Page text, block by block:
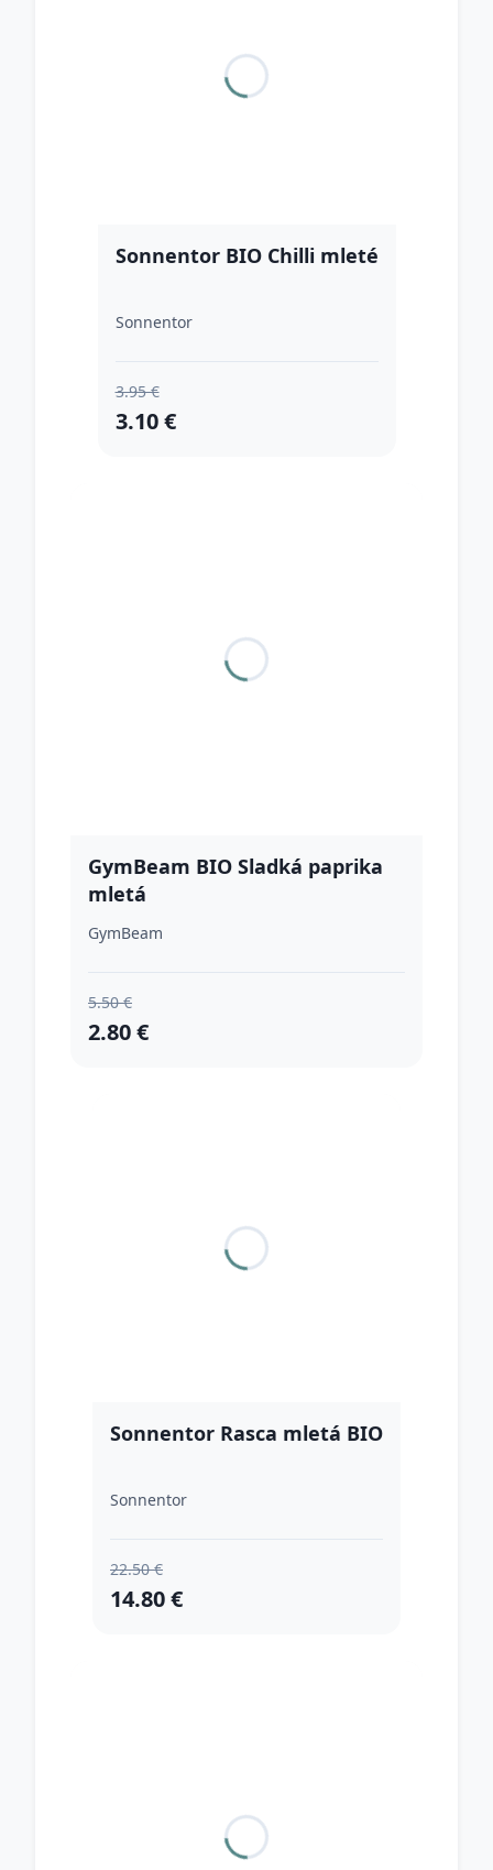
Sonnentor BIO Chilli mleté
Sonnentor
3.95 €
3.10 €
GymBeam BIO Sladká paprika
mletá
GymBeam
5.50 €
2.80 €
Sonnentor Rasca mletá BIO
Sonnentor
22.50 €
14.80 €